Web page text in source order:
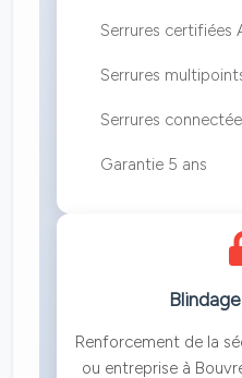
Serrures certifiées
Serrures
Serrures
Garantie 5 ans
Renforcement de la
ou entreprise à